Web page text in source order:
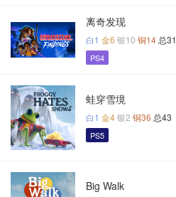
离奇发现
白1 金6 银10 铜14 总31
PS4
蛙穿雪境
白1 金4银2 铜36 总43
PS5
Big Walk